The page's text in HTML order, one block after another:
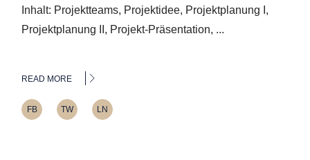
Inhalt: Projektteams, Projektidee, Projektplanung I,
Projektplanung II, Projekt-Präsentation, ...
READ MORE
FB TW LN